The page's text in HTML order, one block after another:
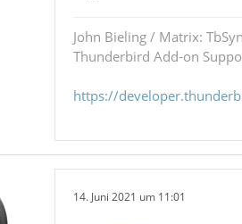
John Bieling / Matrix:
Thunderbird Add-on
https://
14. Juni 2021 um 11:01